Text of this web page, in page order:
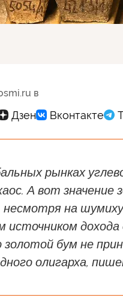
в
рынках
А вот
несмотря на
источником
золотой бум не
олигарха,